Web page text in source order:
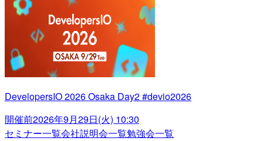
DevelopersIO 2026 Osaka Day2 #devio2026
開催前2026年9月29日(火) 10:30
セミナー一覧会社説明会一覧勉強会一覧